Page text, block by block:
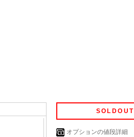
SOLDOUT
オプションの値段詳細